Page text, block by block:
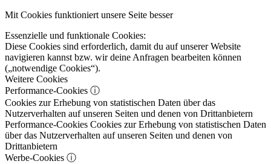
Mit Cookies funktioniert unsere Seite besser
Essenzielle und funktionale Cookies:
Diese Cookies sind erforderlich, damit du auf unserer Website
navigieren kannst bzw. wir deine Anfragen bearbeiten können
(„notwendige Cookies“).
Weitere Cookies
Performance-Cookies ⓘ
Cookies zur Erhebung von statistischen Daten über das
Nutzerverhalten auf unseren Seiten und denen von Drittanbietern
Performance-Cookies Cookies zur Erhebung von statistischen Daten
über das Nutzerverhalten auf unseren Seiten und denen von
Drittanbietern
Werbe-Cookies ⓘ